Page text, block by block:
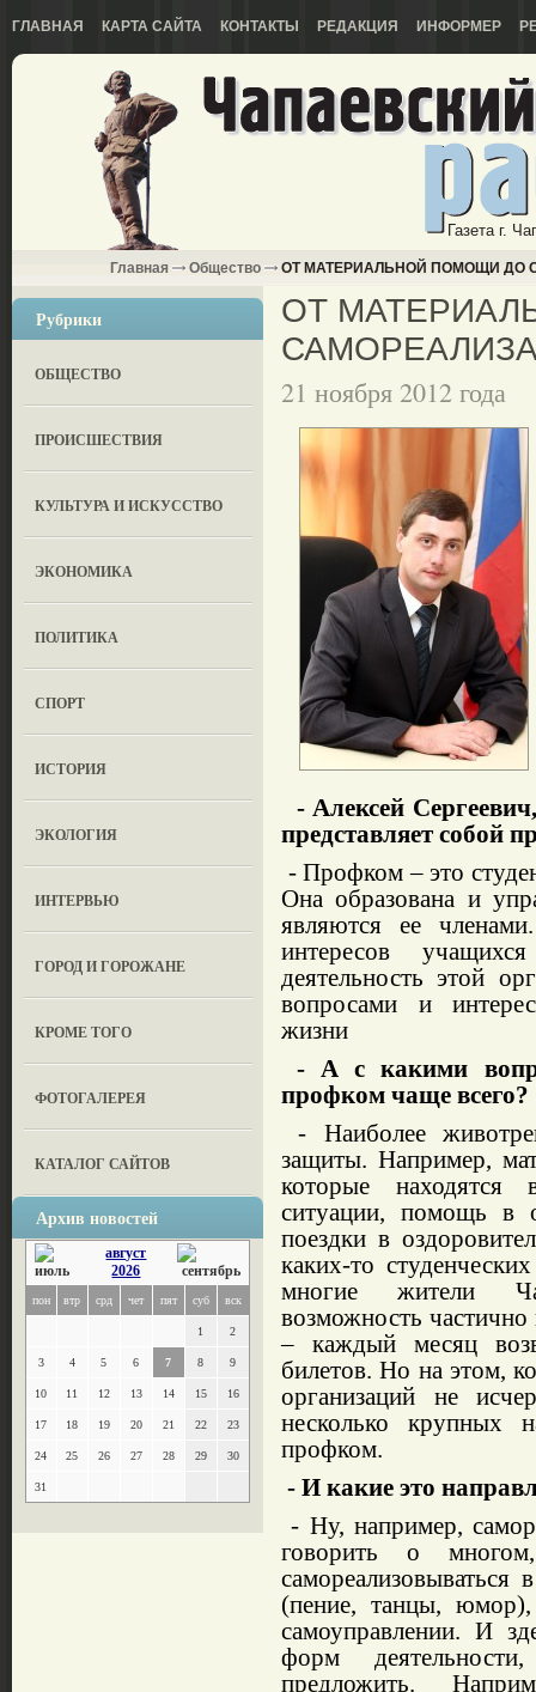
ГЛАВНАЯ КАРТА САЙТА КОНТАКТЫ РЕДАКЦИЯ ИНФОРМЕР
Газета г.
Главная Общество ОТ МАТЕРИАЛЬНОЙ ПОМОЩИ ДО
Рубрики
ОБЩЕСТВО
ПРОИСШЕСТВИЯ
КУЛЬТУРА И ИСКУССТВО
ЭКОНОМИКА
ПОЛИТИКА
СПОРТ
ИСТОРИЯ
ЭКОЛОГИЯ
ИНТЕРВЬЮ
ГОРОД И ГОРОЖАНЕ
КРОМЕ ТОГО
ФОТОГАЛЕРЕЯ
КАТАЛОГ САЙТОВ
Архив новостей
август
2026
пон втр срд чет пят суб вск
1 2
3 4 5 6 7 8 9
10 11 12 13 14 15 16
17 18 19 20 21 22 23
24 25 26 27 28 29 30
31
ОТ
21 ноября 2012 года
- Алексей
представляет собой
- Профком – это
Она образована и
являются ее
интересов
деятельность этой
вопросами и
жизни
- А с какими
профком чаще всего?
- Наиболее
защиты. Например,
которые находятся
ситуации, помощь в
поездки в
каких-то
многие жители
возможность частично
– каждый месяц
билетов. Но на этом,
организаций не
несколько крупных
профком.
- И какие это
- Ну, например,
говорить о
самореализовываться
(пение, танцы, юмор),
самоуправлении. И
форм
предложить.